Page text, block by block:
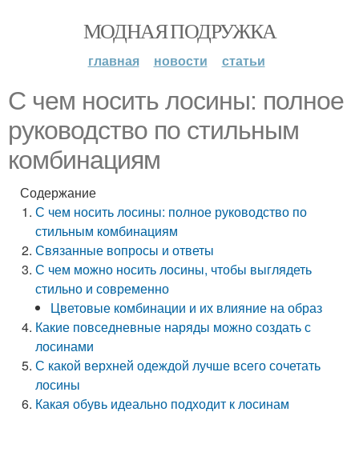
МОДНАЯ ПОДРУЖКА
главная новости статьи
С чем носить лосины: полное
руководство по стильным
комбинациям
Содержание
С чем носить лосины: полное руководство по
стильным комбинациям
Связанные вопросы и ответы
С чем можно носить лосины, чтобы выглядеть
стильно и современно
Цветовые комбинации и их влияние на образ
Какие повседневные наряды можно создать с
лосинами
С какой верхней одеждой лучше всего сочетать
лосины
Какая обувь идеально подходит к лосинам